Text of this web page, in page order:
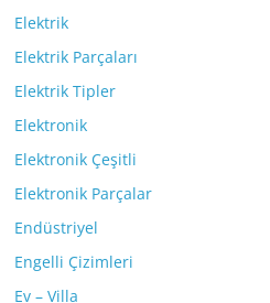
Elektrik
Elektrik Parçaları
Elektrik Tipler
Elektronik
Elektronik Çeşitli
Elektronik Parçalar
Endüstriyel
Engelli Çizimleri
Ev – Villa